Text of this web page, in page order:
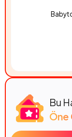
Bu
Öne